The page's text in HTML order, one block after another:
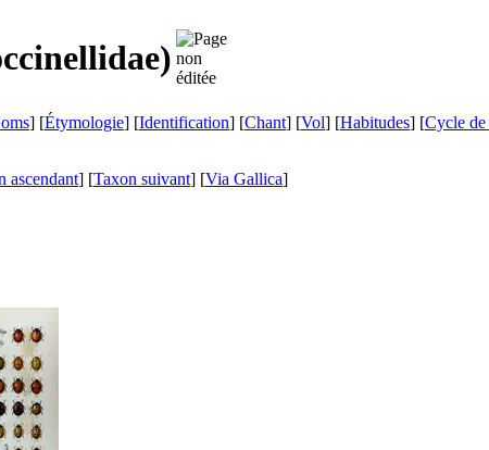
)
] [Étymologie] [Identification] [Chant] [Vol] [Habitudes] [Cycle
ascendant] [Taxon suivant] [Via Gallica]